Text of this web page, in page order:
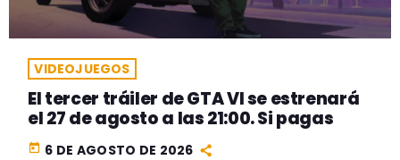
VIDEOJUEGOS
El tercer tráiler de GTA VI se estrenará
el 27 de agosto a las 21:00. Si pagas
today 6 DE AGOSTO DE 2026